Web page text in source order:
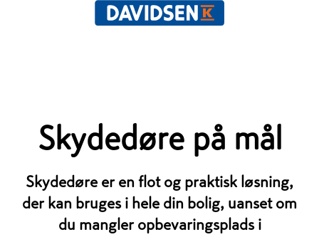
Skydedøre på mål
Skydedøre er en flot og praktisk løsning,
der kan bruges i hele din bolig, uanset om
du mangler opbevaringsplads i